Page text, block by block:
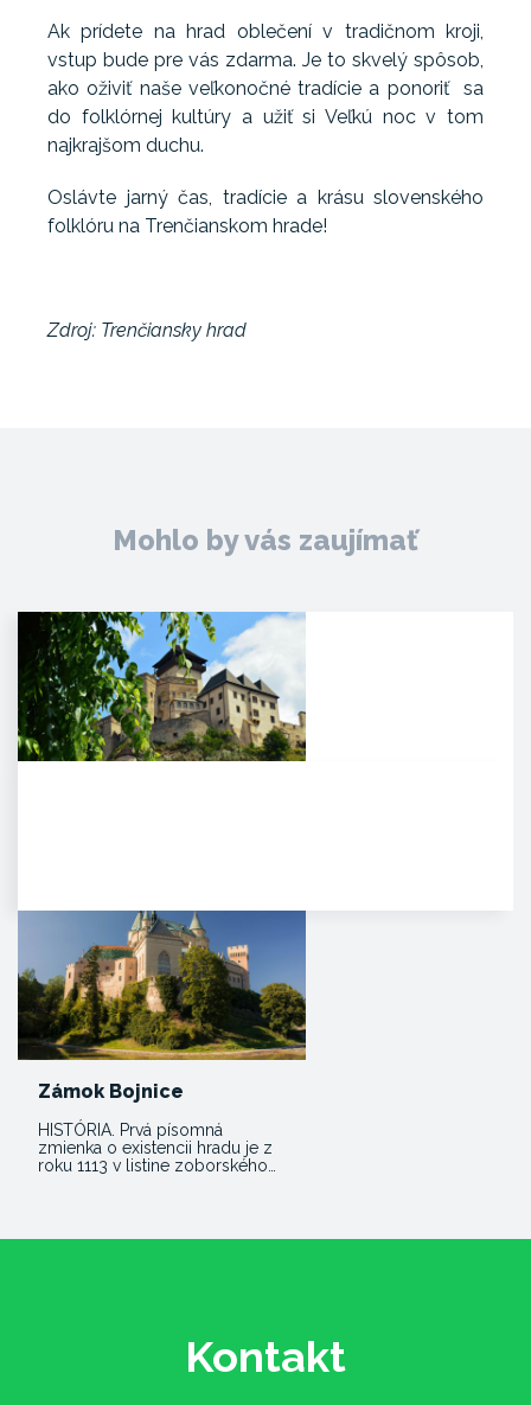
Ak prídete na hrad oblečení v tradičnom kroji,
vstup bude pre vás zdarma. Je to skvelý spôsob,
ako oživiť naše veľkonočné tradície a ponoriť sa
do folklórnej kultúry a užiť si Veľkú noc v tom
najkrajšom duchu.
Oslávte jarný čas, tradície a krásu slovenského
folklóru na Trenčianskom hrade!
Zdroj: Trenčiansky hrad
Mohlo by vás zaujímať
Zámok Bojnice
HISTÓRIA. Prvá písomná
zmienka o existencii hradu je z
roku 1113 v listine zoborského…
Kontakt